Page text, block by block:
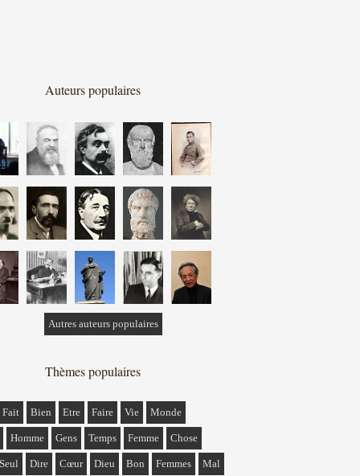
Auteurs populaires
Autres auteurs populaires
Thèmes populaires
Fait Bien Etre Faire Vie Monde
Homme Gens Temps Femme Chose
Seul Dire Cœur Dieu Bon Femmes Mal